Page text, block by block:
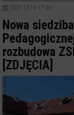
2025-12-19 17:00
Nowa
rozbudowa
[ZDJĘCIA]